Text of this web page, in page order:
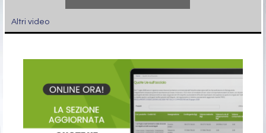
Altri video